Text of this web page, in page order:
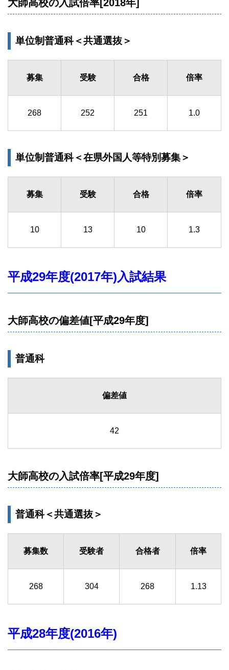
大師高校の入試倍率[2018年]
単位制普通科＜共通選抜＞
募集 受験 合格 倍率
268 252 251 1.0
単位制普通科＜在県外国人等特別募集＞
募集 受験 合格 倍率
10 13 10 1.3
平成29年度(2017年)入試結果
大師高校の偏差値[平成29年度]
普通科
偏差値
42
大師高校の入試倍率[平成29年度]
普通科＜共通選抜＞
募集数 受験者 合格者 倍率
268 304 268 1.13
平成28年度(2016年)